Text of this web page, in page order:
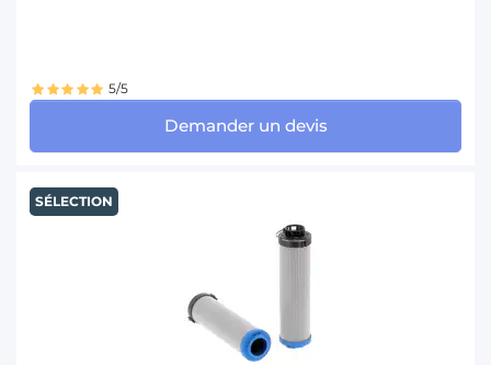
5/5
Demander un devis
SÉLECTION